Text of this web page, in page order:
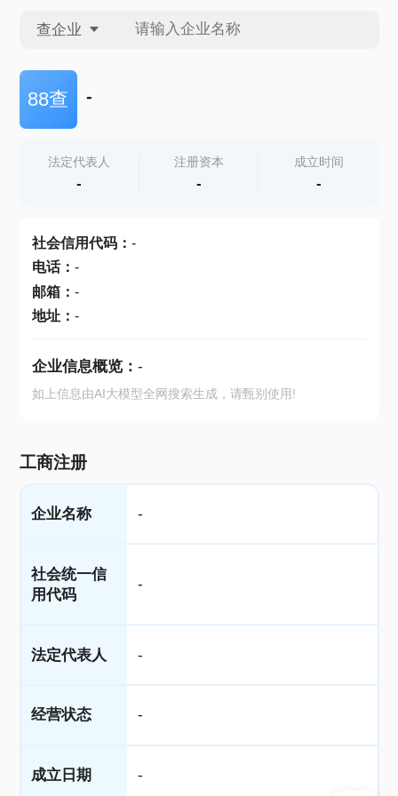
查企业
查企业
查产地
88查 -
法定代表人
-
注册资本
-
成立时间
-
社会信用代码： -
电话： -
邮箱： -
地址： -
企业信息概览： -
如上信息由AI大模型全网搜索生成，请甄别使用!
工商注册
企业名称 -
社会统一信
用代码
-
法定代表人 -
经营状态 -
成立日期 -